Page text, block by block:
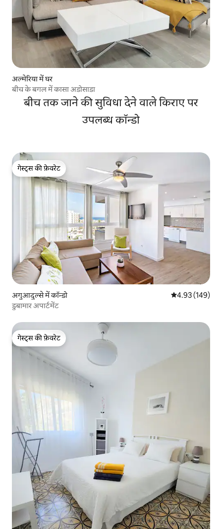
अल्मेरिया में घर
बीच के बगल में कासा अडोसाडा
बीच तक जाने की सुविधा देने वाले किराए पर
उपलब्ध कॉन्डो
गेस्ट्स की फ़ेवरेट
गेस्ट्स की फ़ेवरेट
अगुआदुल्से में कॉन्डो औसत रेटिंग 5 में से
4.93 (149)
डुबामार अपार्टमेंट
गेस्ट्स की फ़ेवरेट
गेस्ट्स की फ़ेवरेट